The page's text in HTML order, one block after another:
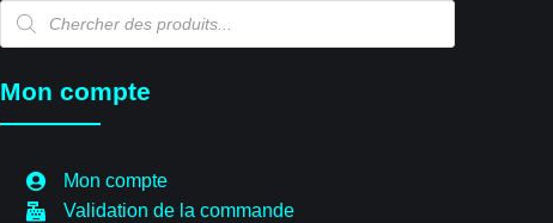
Recherche
Mon compte
Mon compte
Validation de la commande